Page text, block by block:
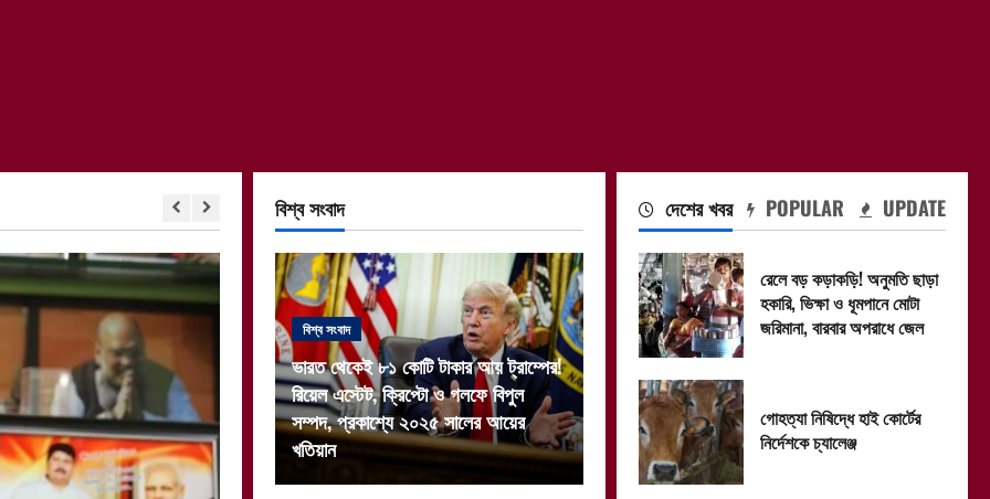
বিশ্ব সংবাদ
বিশ্ব সংবাদ
ভারত থেকেই ৮১ কোটি টাকার আয় ট্রাম্পের!
রিয়েল এস্টেট, ক্রিপ্টো ও গলফে বিপুল
সম্পদ, প্রকাশ্যে ২০২৫ সালের আয়ের
খতিয়ান
দেশের খবর POPULAR UPDATE
রেলে বড় কড়াকড়ি! অনুমতি ছাড়া
হকারি, ভিক্ষা ও ধূমপানে মোটা
জরিমানা, বারবার অপরাধে জেল
গোহত্যা নিষিদ্ধে হাই কোর্টের
নির্দেশকে চ্যালেঞ্জ